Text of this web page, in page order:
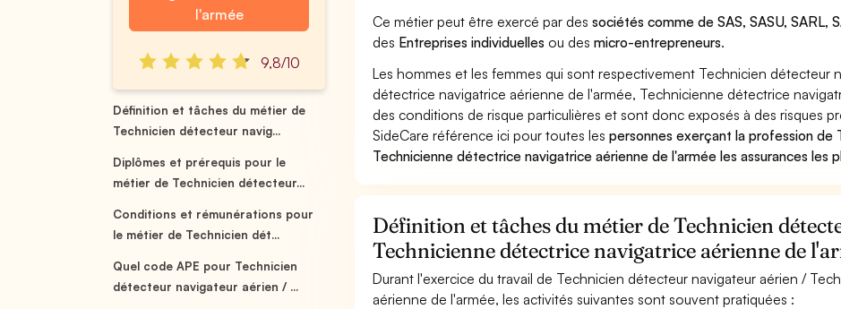
l'armée
9,8/10
Définition et tâches du métier de
Technicien détecteur navig...
Diplômes et prérequis pour le
métier de Technicien détecteur...
Conditions et rémunérations pour
le métier de Technicien dét...
Quel code APE pour Technicien
détecteur navigateur aérien / ...
Ce métier peut être exercé par dessociétés comme de SAS, SASU, SARL,
des Entreprises individuelles ou desmicro-entrepreneurs.
Les hommes et les femmes qui sont respectivement Technicien détecteur
détectrice navigatrice aérienne de l'armée, Technicienne détectrice
des conditions de risque particulières et sont donc exposés à des risques
SideCare référence ici pour toutes lespersonnes exerçant la profession
Technicienne détectrice navigatrice aérienne de l'armée les assurances les
Définition et tâches du métier de Technicien
Technicienne détectrice navigatrice aérienne de
Durant l'exercice du travail de Technicien détecteur navigateur aérien /
aérienne de l'armée, les activités suivantes sont souvent pratiquées :